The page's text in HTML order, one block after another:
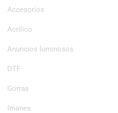
Accesorios
Acrílico
Anuncios luminosos
DTF
Gorras
Imanes